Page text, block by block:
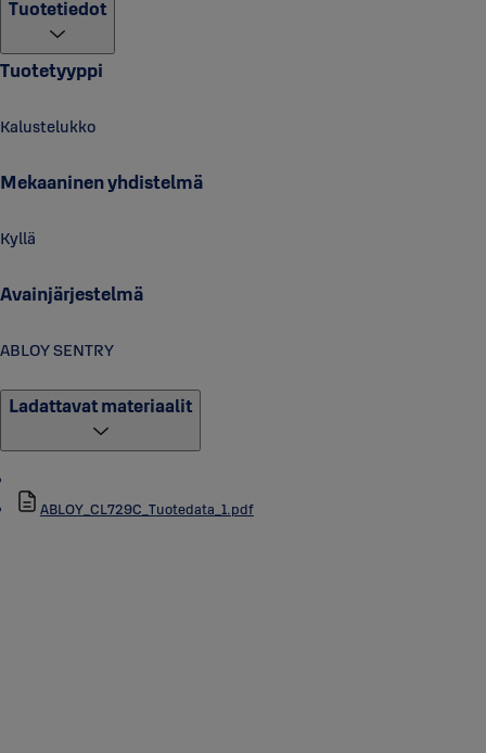
Tuotetiedot
Tuotetyyppi
Kalustelukko
Mekaaninen yhdistelmä
Kyllä
Avainjärjestelmä
ABLOY SENTRY
Ladattavat materiaalit
ABLOY_CL729C_Tuotedata_1.pdf